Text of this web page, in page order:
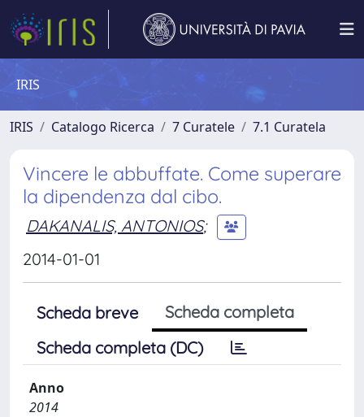
IRIS
IRIS Catalogo Ricerca 7 Curatele 7.1 Curatela
Vincere le abbuffate. Come superare
la dipendenza dal cibo.
DAKANALIS, ANTONIOS;
2014-01-01
Scheda breve
Scheda completa
Scheda completa (DC)
Anno
2014